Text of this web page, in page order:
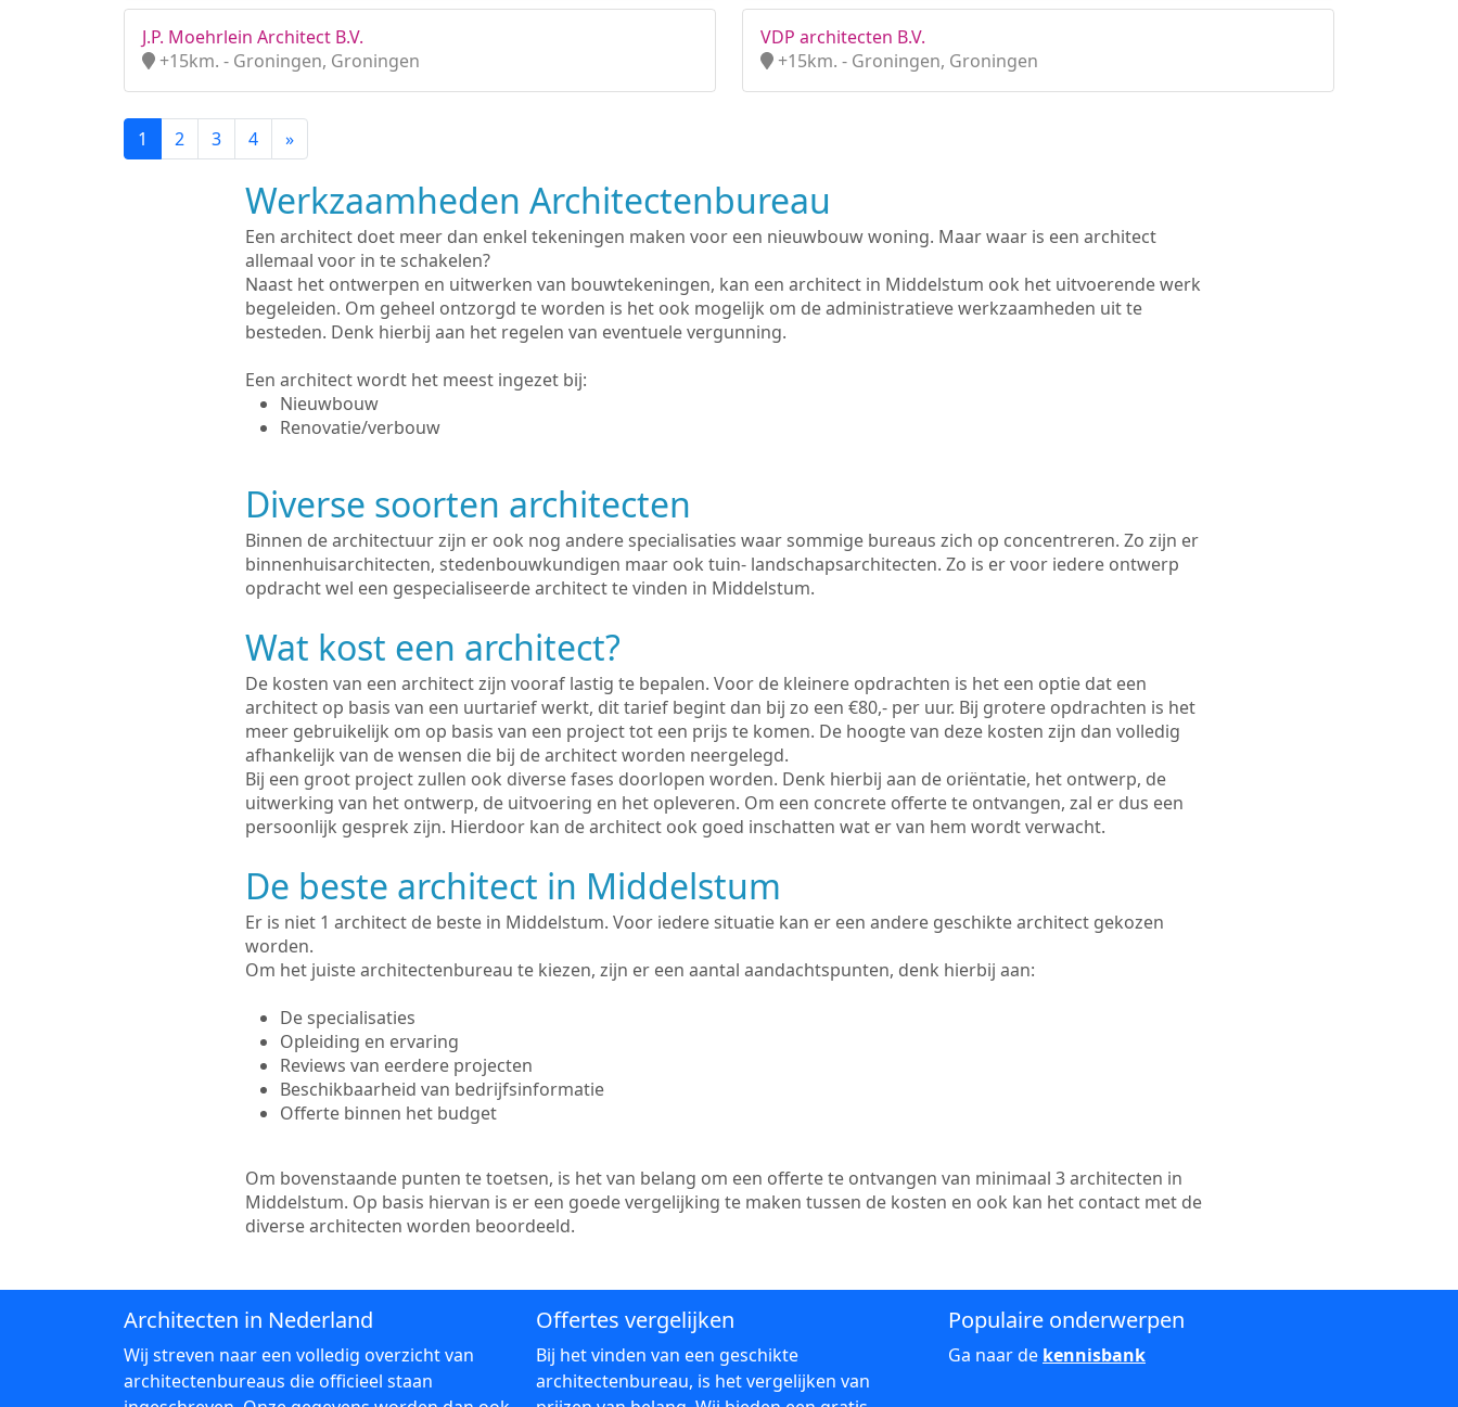
J.P. Moehrlein Architect B.V.
+15km. - Groningen, Groningen
VDP architecten B.V.
+15km. - Groningen, Groningen
1 2 3 4 »
Werkzaamheden Architectenbureau
Een architect doet meer dan enkel tekeningen maken voor een nieuwbouw woning. Maar waar is een architect
allemaal voor in te schakelen?
Naast het ontwerpen en uitwerken van bouwtekeningen, kan een architect in Middelstum ook het uitvoerende werk
begeleiden. Om geheel ontzorgd te worden is het ook mogelijk om de administratieve werkzaamheden uit te
besteden. Denk hierbij aan het regelen van eventuele vergunning.
Een architect wordt het meest ingezet bij:
Nieuwbouw
Renovatie/verbouw
Diverse soorten architecten
Binnen de architectuur zijn er ook nog andere specialisaties waar sommige bureaus zich op concentreren. Zo zijn er
binnenhuisarchitecten, stedenbouwkundigen maar ook tuin- landschapsarchitecten. Zo is er voor iedere ontwerp
opdracht wel een gespecialiseerde architect te vinden in Middelstum.
Wat kost een architect?
De kosten van een architect zijn vooraf lastig te bepalen. Voor de kleinere opdrachten is het een optie dat een
architect op basis van een uurtarief werkt, dit tarief begint dan bij zo een €80,- per uur. Bij grotere opdrachten is het
meer gebruikelijk om op basis van een project tot een prijs te komen. De hoogte van deze kosten zijn dan volledig
afhankelijk van de wensen die bij de architect worden neergelegd.
Bij een groot project zullen ook diverse fases doorlopen worden. Denk hierbij aan de oriëntatie, het ontwerp, de
uitwerking van het ontwerp, de uitvoering en het opleveren. Om een concrete offerte te ontvangen, zal er dus een
persoonlijk gesprek zijn. Hierdoor kan de architect ook goed inschatten wat er van hem wordt verwacht.
De beste architect in Middelstum
Er is niet 1 architect de beste in Middelstum. Voor iedere situatie kan er een andere geschikte architect gekozen
worden.
Om het juiste architectenbureau te kiezen, zijn er een aantal aandachtspunten, denk hierbij aan:
De specialisaties
Opleiding en ervaring
Reviews van eerdere projecten
Beschikbaarheid van bedrijfsinformatie
Offerte binnen het budget
Om bovenstaande punten te toetsen, is het van belang om een offerte te ontvangen van minimaal 3 architecten in
Middelstum. Op basis hiervan is er een goede vergelijking te maken tussen de kosten en ook kan het contact met de
diverse architecten worden beoordeeld.
Architecten in Nederland
Wij streven naar een volledig overzicht van
architectenbureaus die officieel staan
Offertes vergelijken
Bij het vinden van een geschikte
architectenbureau, is het vergelijken van
Populaire onderwerpen
Ga naar de kennisbank